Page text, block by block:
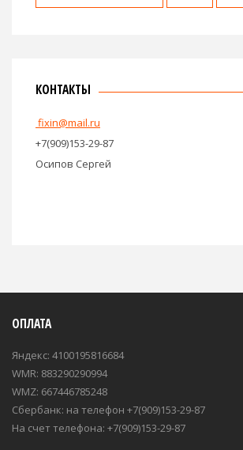
КОНТАКТЫ
fixin@mail.ru
+7(909)153-29-87
Осипов Сергей
ОПЛАТА
Яндекс: 4100195816684
WMR: 883290290994
WMZ: 667446785248
Сбербанк: на телефон +7(909)153-29-87
На счет телефона: +7(909)153-29-87